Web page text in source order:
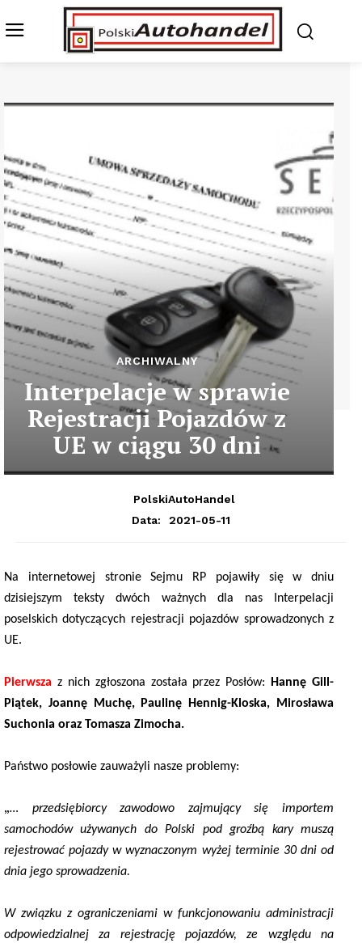
ARCHIWALNY
Interpelacje w sprawie
Rejestracji Pojazdów z
UE w ciągu 30 dni
PolskiAutoHandel
Data:
2021-05-11
Na internetowej stronie Sejmu RP pojawiły się w dniu
dzisiejszym teksty dwóch ważnych dla nas Interpelacji
poselskich dotyczących rejestracji pojazdów sprowadzonych z
UE.
Pierwsza z nich zgłoszona została przez Posłów:
Hannę Gill-
Piątek, Joannę Muchę, Paulinę Hennig-Kloska, Mirosława
Suchonia oraz Tomasza Zimocha.
Państwo posłowie zauważyli nasze problemy:
„… przedsiębiorcy zawodowo zajmujący się importem
samochodów używanych do Polski pod groźbą kary muszą
rejestrować pojazdy w wyznaczonym wyżej terminie 30 dni od
dnia jego sprowadzenia.
W związku z ograniczeniami w funkcjonowaniu administracji
odpowiedzialnej za rejestrację pojazdów, ze względu na